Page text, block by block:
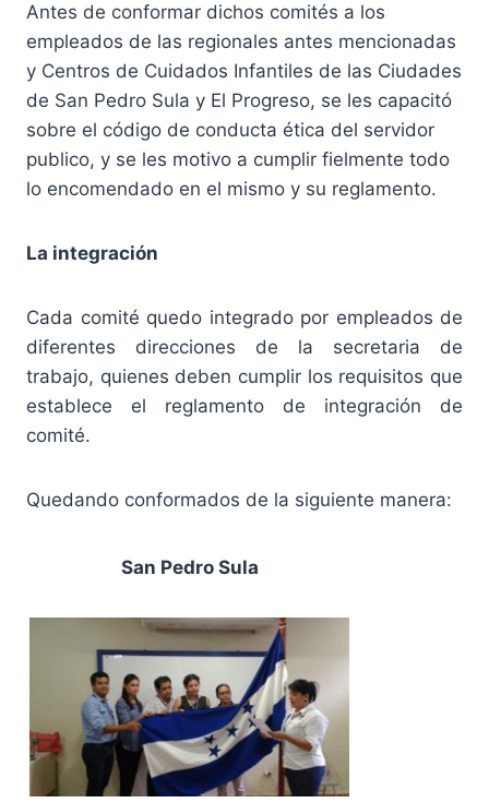
Antes de conformar dichos comités a los
empleados de las regionales antes mencionadas
y Centros de Cuidados Infantiles de las Ciudades
de San Pedro Sula y El Progreso, se les capacitó
sobre el código de conducta ética del servidor
publico, y se les motivo a cumplir fielmente todo
lo encomendado en el mismo y su reglamento.
La integración
Cada comité quedo integrado por empleados de
diferentes direcciones de la secretaria de
trabajo, quienes deben cumplir los requisitos que
establece el reglamento de integración de
comité.
Quedando conformados de la siguiente manera:
San Pedro Sula